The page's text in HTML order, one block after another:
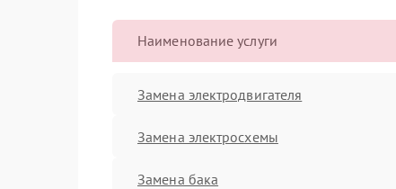
Наименование услуги
Замена электродвигателя
Замена электросхемы
Замена бака